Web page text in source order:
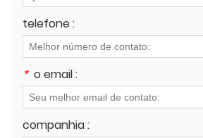
telefone :
* o email :
companhia :